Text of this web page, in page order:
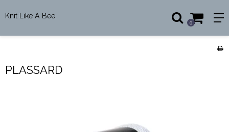
Knit Like A Bee
0
PLASSARD